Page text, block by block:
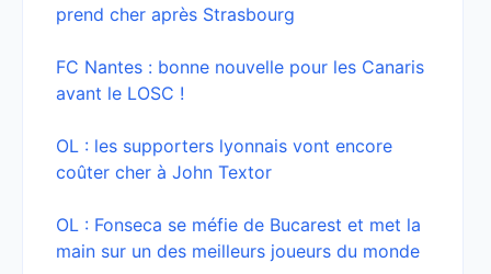
prend cher après Strasbourg
FC Nantes : bonne nouvelle pour les Canaris
avant le LOSC !
OL : les supporters lyonnais vont encore
coûter cher à John Textor
OL : Fonseca se méfie de Bucarest et met la
main sur un des meilleurs joueurs du monde